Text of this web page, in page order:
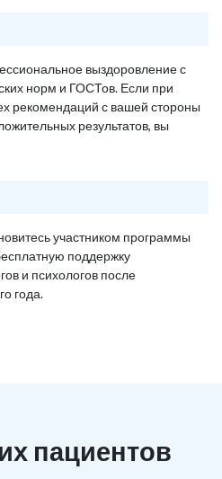
выздоровление с
норм и ГОСТов. Если при
рекомендаций с вашей стороны
результатов, вы
участником программы
поддержку
и психологов после
года.
пациентов